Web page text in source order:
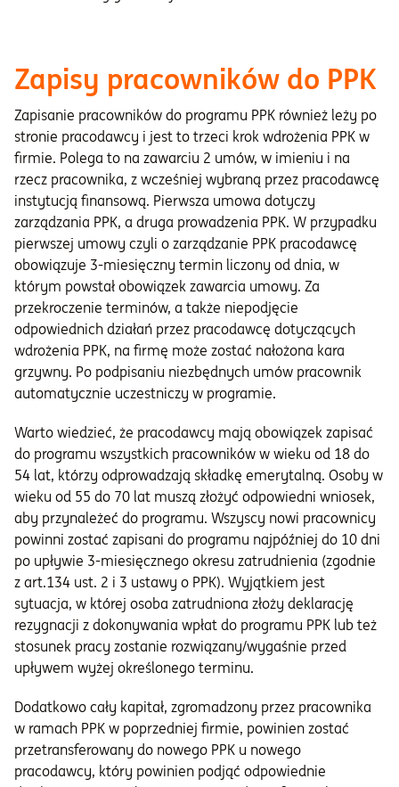
Zapisy pracowników do PPK
Zapisanie pracowników do programu PPK również leży po
stronie pracodawcy i jest to trzeci krok wdrożenia PPK w
firmie. Polega to na zawarciu 2 umów, w imieniu i na
rzecz pracownika, z wcześniej wybraną przez pracodawcę
instytucją finansową. Pierwsza umowa dotyczy
zarządzania PPK, a druga prowadzenia PPK. W przypadku
pierwszej umowy czyli o zarządzanie PPK pracodawcę
obowiązuje 3-miesięczny termin liczony od dnia, w
którym powstał obowiązek zawarcia umowy. Za
przekroczenie terminów, a także niepodjęcie
odpowiednich działań przez pracodawcę dotyczących
wdrożenia PPK, na firmę może zostać nałożona kara
grzywny. Po podpisaniu niezbędnych umów pracownik
automatycznie uczestniczy w programie.
Warto wiedzieć, że pracodawcy mają obowiązek zapisać
do programu wszystkich pracowników w wieku od 18 do
54 lat, którzy odprowadzają składkę emerytalną. Osoby w
wieku od 55 do 70 lat muszą złożyć odpowiedni wniosek,
aby przynależeć do programu. Wszyscy nowi pracownicy
powinni zostać zapisani do programu najpóźniej do 10 dni
po upływie 3-miesięcznego okresu zatrudnienia (zgodnie
z art.134 ust. 2 i 3 ustawy o PPK). Wyjątkiem jest
sytuacja, w której osoba zatrudniona złoży deklarację
rezygnacji z dokonywania wpłat do programu PPK lub też
stosunek pracy zostanie rozwiązany/wygaśnie przed
upływem wyżej określonego terminu.
Dodatkowo cały kapitał, zgromadzony przez pracownika
w ramach PPK w poprzedniej firmie, powinien zostać
przetransferowany do nowego PPK u nowego
pracodawcy, który powinien podjąć odpowiednie